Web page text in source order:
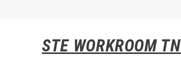
STE WORKROOM TN